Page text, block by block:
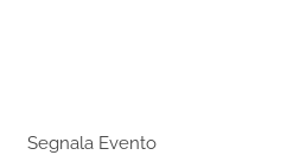
Segnala Evento